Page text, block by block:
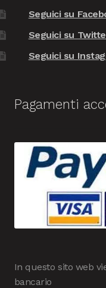
Seguici su
Seguici su
Seguici su
Pagamenti
In questo sito web
bancario